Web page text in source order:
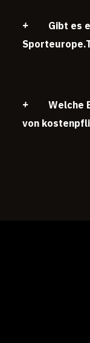
Gibt es
Welche
von